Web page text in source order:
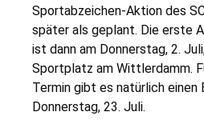
Sportabzeichen-Aktion des
später als geplant. Die erste
ist dann am Donnerstag, 2.
Sportplatz am Wittlerdamm.
Termin gibt es natürlich einen
Donnerstag, 23. Juli.